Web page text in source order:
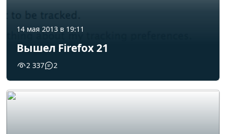
14 мая 2013 в 19:11
Вышел Firefox 21
2 337 2